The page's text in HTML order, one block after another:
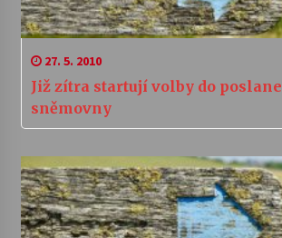
27. 5. 2010
Již zítra startují volby do
sněmovny